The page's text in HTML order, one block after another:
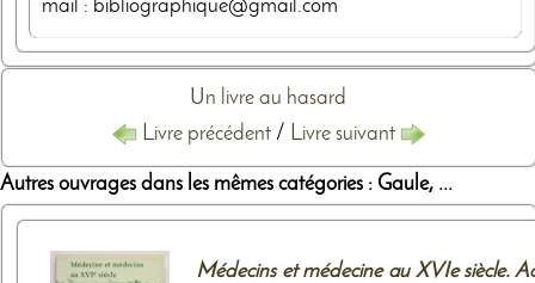
mail : bibliographique@gmail.com
Un livre au hasard
Livre précédent / Livre suivant
Autres ouvrages dans les mêmes catégories : Gaule, ...
Médecins et médecine au XVIe siècle.